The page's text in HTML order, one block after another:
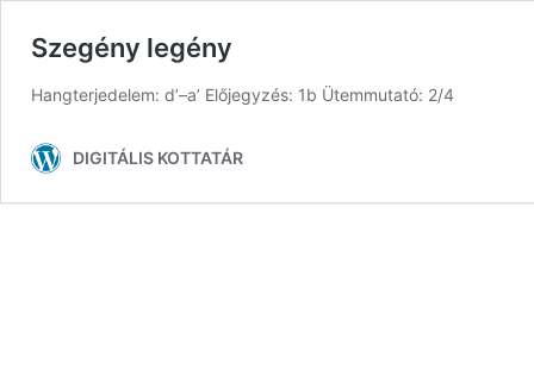
Szegény legény
Hangterjedelem: d’–a’ Előjegyzés: 1b Ütemmutató: 2/4
DIGITÁLIS KOTTATÁR